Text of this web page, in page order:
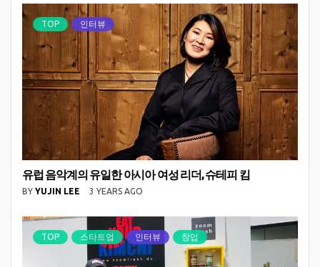
TOP 인터뷰
유럽 음악계의 유일한 아시아 여성 리더, 슈테피 킴
BY YUJIN LEE 3 YEARS AGO
TOP 스타트업 인터뷰 창업